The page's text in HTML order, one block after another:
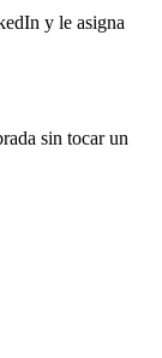
y le asigna
sin tocar un